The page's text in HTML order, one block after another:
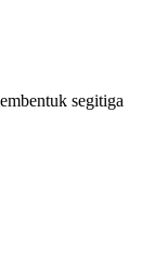
segitiga